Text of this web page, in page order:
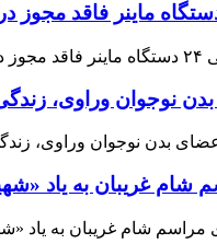
نوجوان وراوی،
شام غریبان به یاد